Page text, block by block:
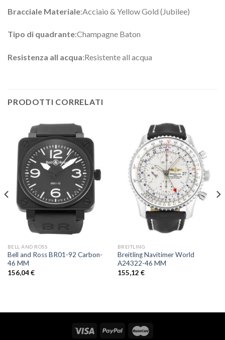
Bracciale Materiale:Acciaio & Yellow Gold (Jubilee)
Tipo di quadrante:Champagne Baton
Resistenza all acqua:Resistente all acqua
PRODOTTI CORRELATI
BELL AND ROSS
Bell and Ross BR01-92 Carbon-
46 MM
156,04€
BREITLING
Breitling Navitimer World
A24322-46 MM
155,12 €